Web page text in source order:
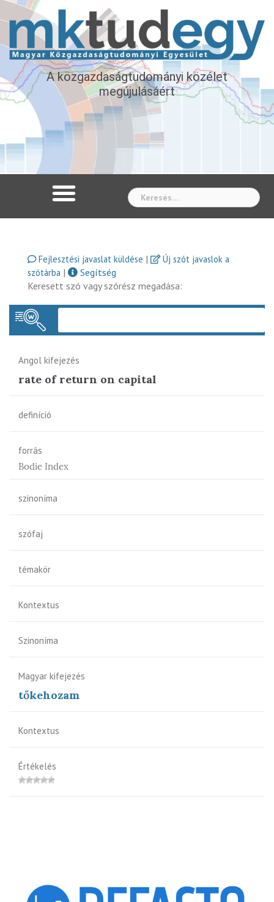
A közgazdaságtudományi közélet
megújulásáért
Fejlesztési javaslat küldése |
Új szót javaslok a
szótárba |
Segítség
Keresett szó vagy szórész megadása:
Angol kifejezés
rate of return on capital
definíció
forrás
Bodie Index
szinoníma
szófaj
témakör
Kontextus
Szinoníma
Magyar kifejezés
tőkehozam
Kontextus
Értékelés